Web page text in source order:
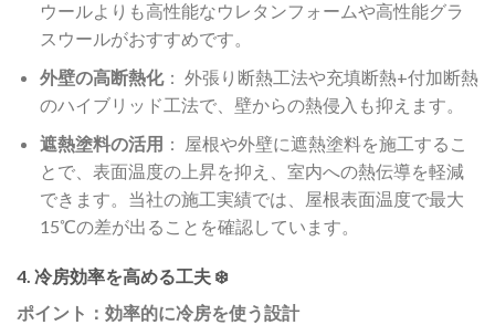
ウールよりも高性能なウレタンフォームや高性能グラ
スウールがおすすめです。
外壁の高断熱化： 外張り断熱工法や充填断熱+付加断熱
のハイブリッド工法で、壁からの熱侵入も抑えます。
遮熱塗料の活用 ： 屋根や外壁に遮熱塗料を施工するこ
とで、表面温度の上昇を抑え、室内への熱伝導を軽減
できます。当社の施工実績では、屋根表面温度で最大
15℃の差が出ることを確認しています。
4. 冷房効率を高める工夫 ❄️
ポイント：効率的に冷房を使う設計